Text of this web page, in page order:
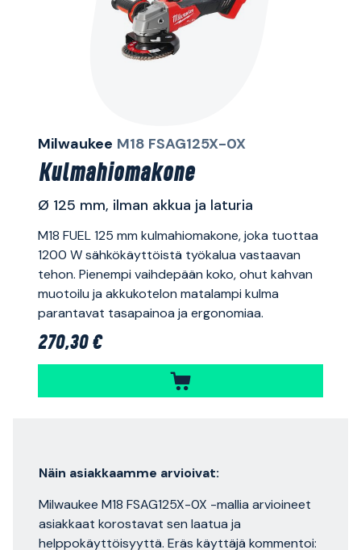
Milwaukee M18 FSAG125X-0X
Kulmahiomakone
Ø 125 mm, ilman akkua ja laturia
M18 FUEL 125 mm kulmahiomakone, joka tuottaa
1200 W sähkökäyttöistä työkalua vastaavan
tehon. Pienempi vaihdepään koko, ohut kahvan
muotoilu ja akkukotelon matalampi kulma
parantavat tasapainoa ja ergonomiaa.
270,30 €
Näin asiakkaamme arvioivat:
Milwaukee M18 FSAG125X-0X -mallia arvioineet
asiakkaat korostavat sen laatua ja
helppokäyttöisyyttä. Eräs käyttäjä kommentoi: